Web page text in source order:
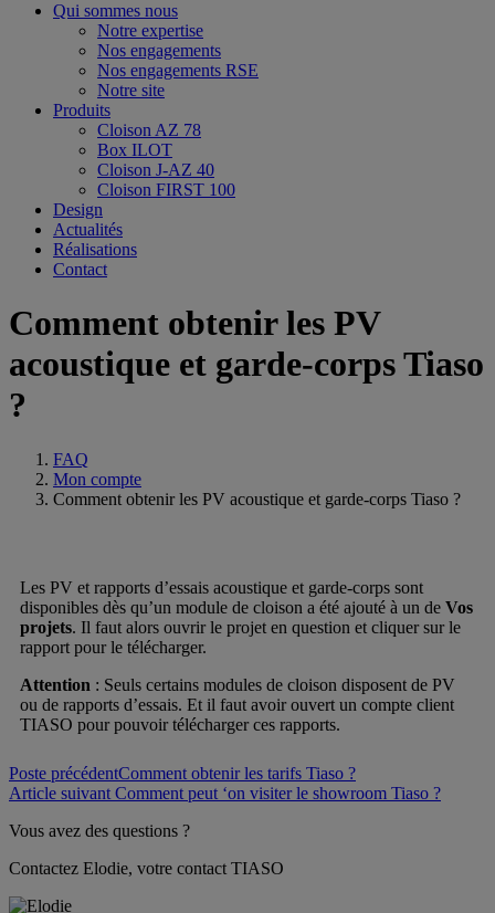
Qui sommes nous
Notre expertise
Nos engagements
Nos engagements RSE
Notre site
Produits
Cloison AZ 78
Box ILOT
Cloison J-AZ 40
Cloison FIRST 100
Design
Actualités
Réalisations
Contact
Comment obtenir les PV
acoustique et garde-corps Tiaso
?
FAQ
Mon compte
Comment obtenir les PV acoustique et garde-corps Tiaso ?
Les PV et rapports d’essais acoustique et garde-corps sont
disponibles dès qu’un module de cloison a été ajouté à un de Vos
projets. Il faut alors ouvrir le projet en question et cliquer sur le
rapport pour le télécharger.
Attention : Seuls certains modules de cloison disposent de PV
ou de rapports d’essais. Et il faut avoir ouvert un compte client
TIASO pour pouvoir télécharger ces rapports.
Poste précédentComment obtenir les tarifs Tiaso ?
Article suivant Comment peut ‘on visiter le showroom Tiaso ?
Vous avez des questions ?
Contactez Elodie, votre contact TIASO